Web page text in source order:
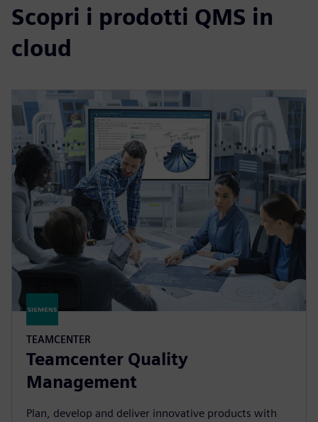
Scopri i prodotti QMS in
cloud
TEAMCENTER
Teamcenter Quality
Management
Plan, develop and deliver innovative products with